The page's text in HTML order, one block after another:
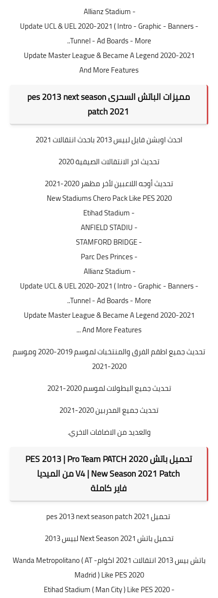
- Allianz Stadium
Update UCL & UEL 2020-2021 ( Intro - Graphic - Banners -
Tunnel - Ad Boards - More..
Update Master League & Became A Legend 2020-2021
And More Features
مميزاتالباتش السحرىpes 2013 next season
patch 2021
احدث اوبشن فايل لبيس 2013 باحدث انتقالات 2021
تحديث اخر الانتقالات الصيفية 2020
تحديث أوجه اللاعبين لأخر مظهر 2020-2021
New Stadiums Chero Pack Like PES 2020
- Etihad Stadium
- ANFIELD STADIU
- STAMFORD BRIDGE
- Parc Des Princes
- Allianz Stadium
Update UCL & UEL 2020-2021 ( Intro - Graphic - Banners -
Tunnel - Ad Boards - More..
Update Master League & Became A Legend 2020-2021
And More Features ...
تحديث جميع اطقم الفرق والمنتخبات لموسم 2019-2020 وموسم
2020-2021
تحديث جميع البطولات لموسم 2020-2021
تحديث جميع المدربين 2020-2021
والعديد من الاضافات الاخري.
تحميل باتش 2020 PES 2013 | Pro Team PATCH
V4 | New Season 2021 Patch من الميديا
فايركاملة
تحميل pes 2013 next season patch 2021
تحميل باتش Next Season 2021 لبيس 2013
باتش بيس 2013 انتقالات 2021 اكوام
- Wanda Metropolitano ( AT
Madrid ) Like PES 2020
- Etihad Stadium ( Man City ) Like PES 2020